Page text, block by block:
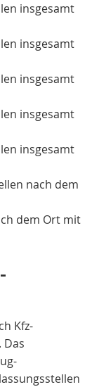
insgesamt
insgesamt
insgesamt
insgesamt
insgesamt
nach dem
dem Ort mit
Kfz-
Das